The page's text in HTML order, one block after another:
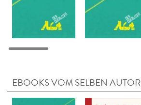
EBOOKS VOM SELBEN AUTOR